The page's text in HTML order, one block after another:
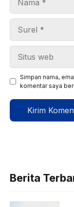
Simpan nama,
komentar saya
Berita